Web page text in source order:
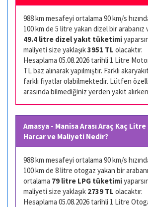
988 km mesafeyi ortalama 90 km/s
100 km de 5 litre yakan dizel bir arabanız
49.4 litre dizel yakıt tüketimi
maliyeti size yaklaşık3951 TL olacaktır.
Hesaplama 05.08.2026 tarihli 1 Litre
TL baz alınarak yapılmıştır. Farklı
farklı fiyatlar olabilmektedir. Lütfen
arasında bilmediğiniz yerden yakıt
Amasya - Manisa Arası Araç Kaç
Harcar ve Maliyeti Nedir?
988 km mesafeyi ortalama 90 km/s
100 km de 8 litre otogaz yakan bir
ortalama 79 litre LPG tüketimi
maliyeti size yaklaşık 2739 TL olacaktır.
Hesaplama 05.08.2026 tarihli 1 Litre